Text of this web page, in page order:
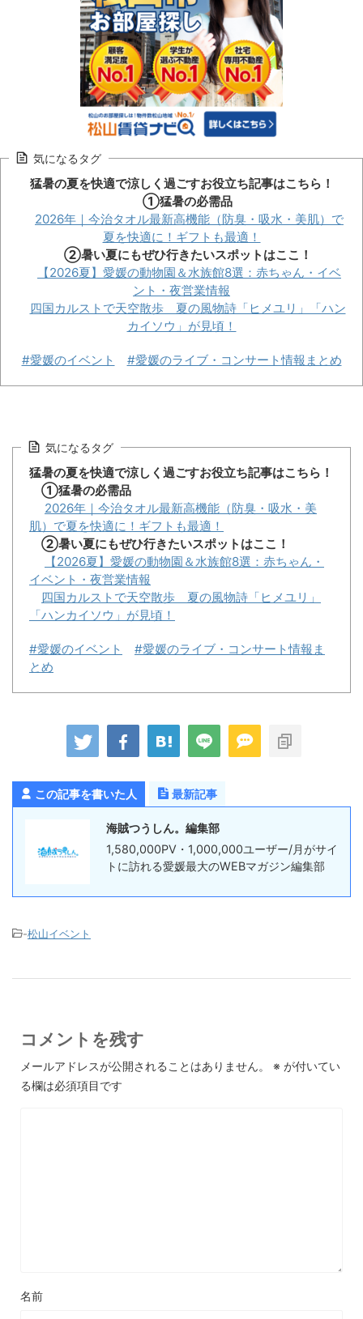
気になるタグ
猛暑の夏を快適で涼しく過ごすお役立ち記事はこちら！
①猛暑の必需品
2026年｜今治タオル最新高機能（防臭・吸水・美肌）で
夏を快適に！ギフトも最適！
②暑い夏にもぜひ行きたいスポットはここ！
【2026夏】愛媛の動物園＆水族館8選：赤ちゃん・イベ
ント・夜営業情報
四国カルストで天空散歩 夏の風物詩「ヒメユリ」「ハン
カイソウ」が見頃！
#愛媛のイベント #愛媛のライブ・コンサート情報まとめ
気になるタグ
猛暑の夏を快適で涼しく過ごすお役立ち記事はこちら！
①猛暑の必需品
2026年｜今治タオル最新高機能（防臭・吸水・美
肌）で夏を快適に！ギフトも最適！
②暑い夏にもぜひ行きたいスポットはここ！
【2026夏】愛媛の動物園＆水族館8選：赤ちゃん・
イベント・夜営業情報
四国カルストで天空散歩 夏の風物詩「ヒメユリ」
「ハンカイソウ」が見頃！
#愛媛のイベント
#愛媛のライブ・コンサート情報ま
とめ
この記事を書いた人 最新記事
海賊つうしん。編集部
1,580,000PV・1,000,000ユーザー/月がサイ
トに訪れる愛媛最大のWEBマガジン編集部
-松山イベント
コメントを残す
メールアドレスが公開されることはありません。 ※ が付いてい
る欄は必須項目です
名前